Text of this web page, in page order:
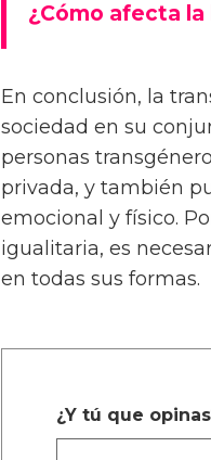
¿Cómo afecta
En conclusión, la
sociedad en su
personas
privada, y también
emocional y físico.
igualitaria, es
en todas sus formas.
¿Y tú que